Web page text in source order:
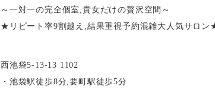
～一対一の完全個室,貴女だけの贅沢空間～
★リピート率9割越え,結果重視予約混雑大人気サロン
西池袋5-13-13 1102
・池袋駅徒歩8分,要町駅徒歩5分